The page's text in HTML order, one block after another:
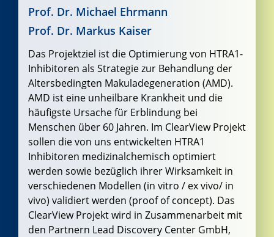
Prof. Dr. Michael Ehrmann
Prof. Dr. Markus Kaiser
Das Projektziel ist die Optimierung von HTRA1-
Inhibitoren als Strategie zur Behandlung der
Altersbedingten Makuladegeneration (AMD).
AMD ist eine unheilbare Krankheit und die
häufigste Ursache für Erblindung bei
Menschen über 60 Jahren. Im ClearView Projekt
sollen die von uns entwickelten HTRA1
Inhibitoren medizinalchemisch optimiert
werden sowie bezüglich ihrer Wirksamkeit in
verschiedenen Modellen (in vitro / ex vivo/ in
vivo) validiert werden (proof of concept). Das
ClearView Projekt wird in Zusammenarbeit mit
den Partnern Lead Discovery Center GmbH,